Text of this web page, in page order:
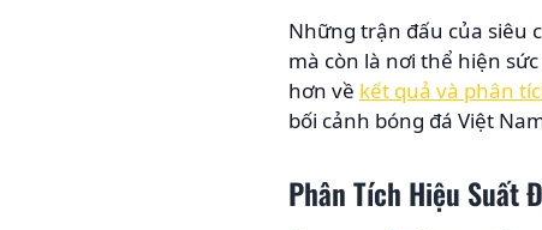
Những trận đấu của siêu
mà còn là nơi thể hiện
hơn về kết quả và phân
bối cảnh bóng đá Việt
Phân Tích Hiệu Suất